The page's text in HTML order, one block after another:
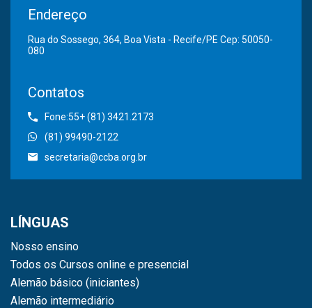
Endereço
Rua do Sossego, 364, Boa Vista - Recife/PE Cep: 50050-
080
Contatos
Fone:55+ (81) 3421.2173
(81) 99490-2122
secretaria@ccba.org.br
LÍNGUAS
Nosso ensino
Todos os Cursos online e presencial
Alemão básico (iniciantes)
Alemão intermediário